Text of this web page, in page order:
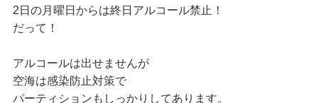
2日の月曜日からは終日アルコール禁止！
だって！
アルコールは出せませんが
空海は感染防止対策で
パーティションもしっかりしてあります。